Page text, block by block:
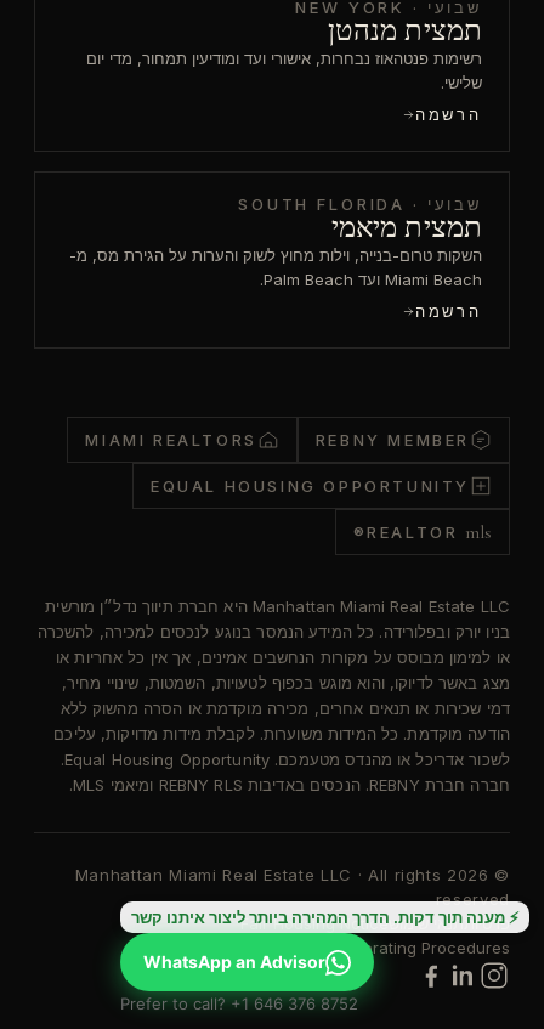
⚡ מענה תוך דקות. הדרך המהירה ביותר ליצור איתנו קשר
WhatsApp an Advisor
Prefer to call? +1 646 376 8752
שבועי · NEW YORK
תמצית מנהטן
רשימות פנטהאוז נבחרות, אישורי ועד ומודיעין תמחור, מדי יום
שלישי.
הרשמה
שבועי · SOUTH FLORIDA
תמצית מיאמי
השקות טרום-בנייה, וילות מחוץ לשוק והערות על הגירת מס, מ-
Miami Beach ועד Palm Beach.
הרשמה
REBNY MEMBER
MIAMI REALTORS
EQUAL HOUSING OPPORTUNITY
mls
Manhattan Miami Real Estate LLC היא חברת תיווך נדל״ן מורשית
בניו יורק ובפלורידה. כל המידע הנמסר בנוגע לנכסים למכירה, להשכרה
או למימון מבוסס על מקורות הנחשבים אמינים, אך אין כל אחריות או
מצג באשר לדיוקו, והוא מוגש בכפוף לטעויות, השמטות, שינויי מחיר,
דמי שכירות או תנאים אחרים, מכירה מוקדמת או הסרה מהשוק ללא
הודעה מוקדמת. כל המידות משוערות. לקבלת מידות מדויקות, עליכם
לשכור אדריכל או מהנדס מטעמכם. Equal Housing Opportunity.
חברה חברת REBNY. הנכסים באדיבות REBNY RLS ומיאמי MLS.
© 2026 Manhattan Miami Real Estate LLC · All rights
reserved
פרטיות תנאי שימוש Fair Housing Notice
Standard Operating Procedures